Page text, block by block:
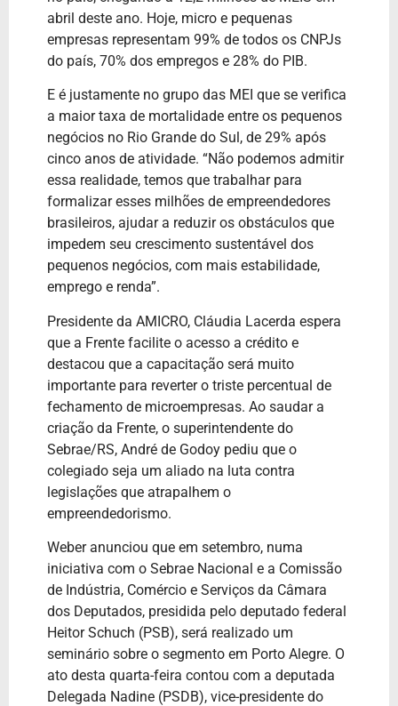
abril deste ano. Hoje, micro e pequenas
empresas representam 99% de todos os CNPJs
do país, 70% dos empregos e 28% do PIB.
E é justamente no grupo das MEI que se verifica
a maior taxa de mortalidade entre os pequenos
negócios no Rio Grande do Sul, de 29% após
cinco anos de atividade. “Não podemos admitir
essa realidade, temos que trabalhar para
formalizar esses milhões de empreendedores
brasileiros, ajudar a reduzir os obstáculos que
impedem seu crescimento sustentável dos
pequenos negócios, com mais estabilidade,
emprego e renda”.
Presidente da AMICRO, Cláudia Lacerda espera
que a Frente facilite o acesso a crédito e
destacou que a capacitação será muito
importante para reverter o triste percentual de
fechamento de microempresas. Ao saudar a
criação da Frente, o superintendente do
Sebrae/RS, André de Godoy pediu que o
colegiado seja um aliado na luta contra
legislações que atrapalhem o
empreendedorismo.
Weber anunciou que em setembro, numa
iniciativa com o Sebrae Nacional e a Comissão
de Indústria, Comércio e Serviços da Câmara
dos Deputados, presidida pelo deputado federal
Heitor Schuch (PSB), será realizado um
seminário sobre o segmento em Porto Alegre. O
ato desta quarta-feira contou com a deputada
Delegada Nadine (PSDB), vice-presidente do